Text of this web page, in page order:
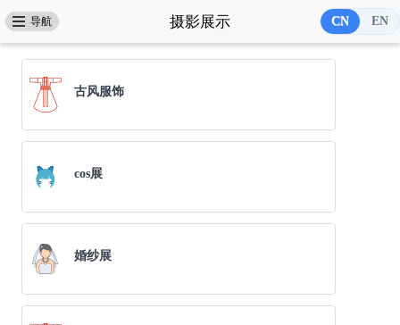
摄影展示
精美修图
古风服饰
cos展
婚纱展
摄影展示
导航 CN
CN EN